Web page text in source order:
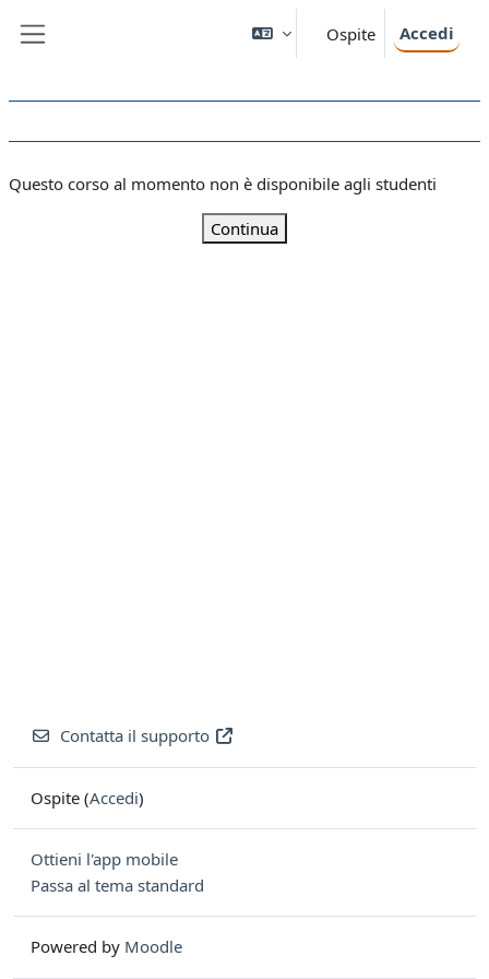
Ospite Accedi
Questo corso al momento non è disponibile agli studenti
Continua
Contatta il supporto
Ospite (Accedi)
Ottieni l'app mobile
Passa al tema standard
Powered by Moodle